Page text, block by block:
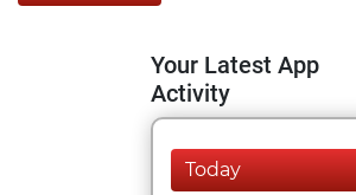
Your Latest App
Activity
Today